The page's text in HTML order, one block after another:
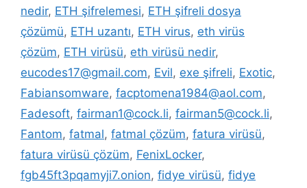
nedir, ETH şifrelemesi, ETH şifreli dosya
çözümü, ETH uzantı, ETH virus, eth virüs
çözüm, ETH virüsü, eth virüsü nedir,
eucodes17@gmail.com, Evil, exe şifreli, Exotic,
Fabiansomware, facptomena1984@aol.com,
Fadesoft, fairman1@cock.li, fairman5@cock.li,
Fantom, fatmal, fatmal çözüm, fatura virüsü,
fatura virüsü çözüm, FenixLocker,
fgb45ft3pqamyji7.onion, fidye virüsü, fidye